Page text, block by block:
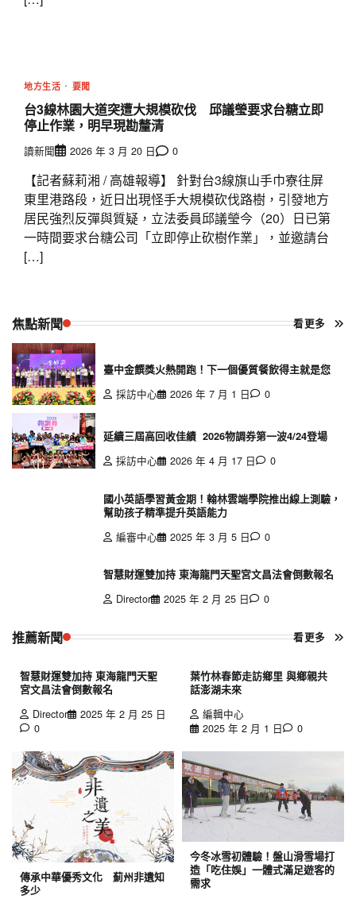
地方生活 要聞
台3線林園大道突遭大規模砍伐 邱議瑩要求台糖立即
停止作業，明早現勘釐清
讀新聞 2026 年 3 月 20 日 0
【記者蘇莉湘 / 高雄報導】 針對台3線旗山手巾寮往屏
東里港路段，近日出現怪手大規模砍伐路樹，引發地方
居民強烈反彈與質疑，立法委員邱議瑩今（20）日已第
一時間要求台糖公司「立即停止砍樹作業」，並邀請台
[…]
焦點新聞 看更多
臺中金饌獎火熱開跑！下一個優質餐飲得主就是您
採訪中心
2026 年 7 月 1 日 0
延續三屆高回收佳績 2026物調券第一波4/24登場
採訪中心
2026 年 4 月 17 日 0
國小英語學習黃金期！翰林雲端學院推出線上測驗，
幫助孩子精準提升英語能力
編審中心
2025 年 3 月 5 日 0
智慧財運雙加持 東海龍門天聖宮文昌法會倒數報名
Director
2025 年 2 月 25 日 0
推薦新聞 看更多
智慧財運雙加持 東海龍門天聖
宮文昌法會倒數報名
Director
2025 年 2 月 25 日
0
葉竹林春節走訪鄉里 與鄉親共
話澎湖未來
編輯中心
2025 年 2 月 1 日
0
傳承中華優秀文化 薊州非遺知
多少
今冬冰雪初體驗！盤山滑雪場打
造「吃住娛」一體式滿足遊客的
需求